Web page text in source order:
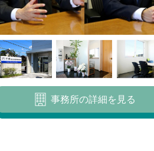
河東郡上士幌町 河東郡鹿追町 河西郡
広尾郡広尾町 足寄郡足寄町 足寄郡陸
川上郡標茶町 川上郡弟子屈町 阿寒郡
標津郡標津町 目梨郡羅臼町
事務所の詳細を見る